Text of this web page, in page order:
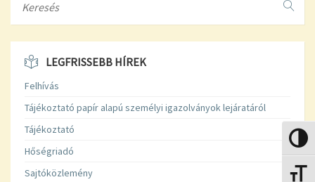
LEGFRISSEBB HÍREK
Felhívás
Tájékoztató papír alapú személyi igazolványok lejáratáról
Tájékoztató
Hőségriadó
Sajtóközlemény